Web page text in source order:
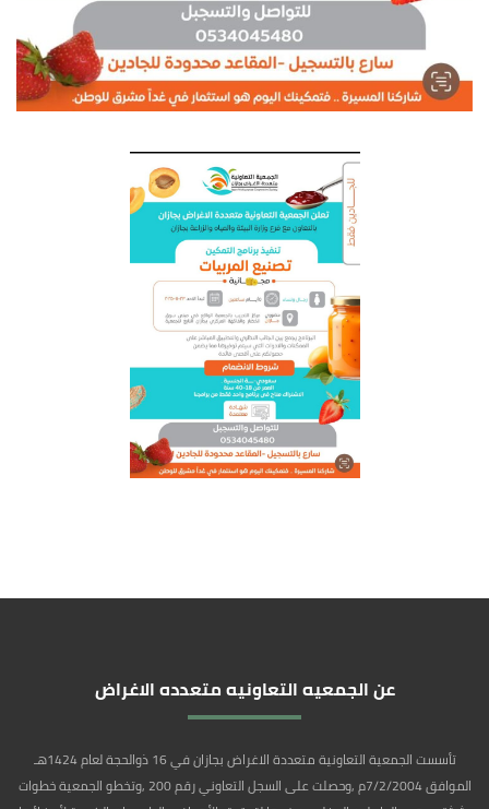
عن الجمعيه التعاونيه متعدده الاغراض
تأسست الجمعية التعاونية متعددة الاغراض بجازان في 16 ذوالحجة لعام 1424هـ
الموافق 7/2/2004م ,وحصلت على السجل التعاوني رقم 200 ,وتخطو الجمعية خطوات